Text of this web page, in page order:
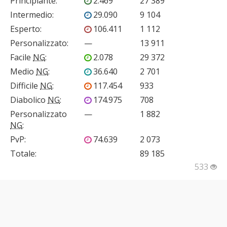
Intermedio: 29.090
9 104
Esperto: 106.411
1 112
Personalizzato: —
13 911
Facile NG: 2.078
29 372
Medio NG: 36.640
2 701
Difficile NG: 117.454
933
Diabolico NG: 174.975
708
Personalizzato
NG:
— 1 882
PvP: 74.639
2 073
Totale:
89 185
533